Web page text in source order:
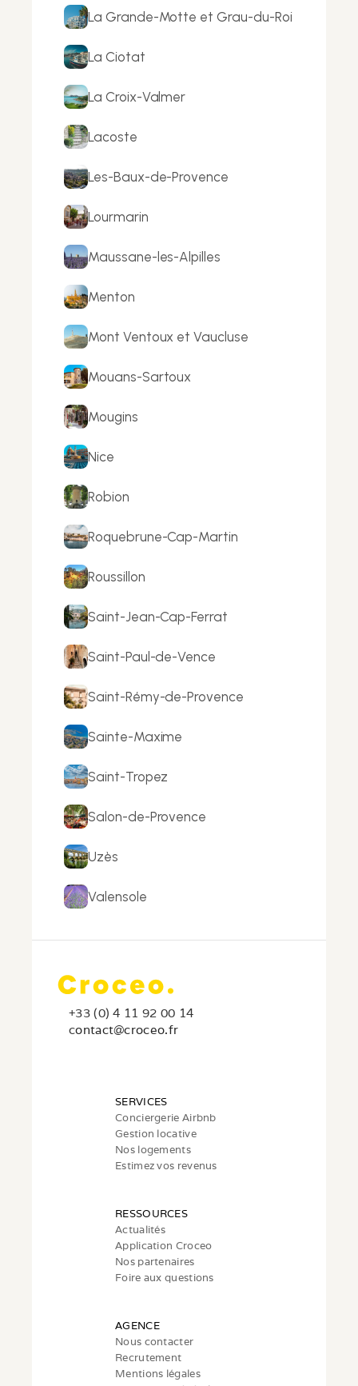
La Grande-Motte et Grau-du-Roi
La Ciotat
La Croix-Valmer
Lacoste
Les-Baux-de-Provence
Lourmarin
Maussane-les-Alpilles
Menton
Mont Ventoux et Vaucluse
Mouans-Sartoux
Mougins
Nice
Robion
Roquebrune-Cap-Martin
Roussillon
Saint-Jean-Cap-Ferrat
Saint-Paul-de-Vence
Saint-Rémy-de-Provence
Sainte-Maxime
Saint-Tropez
Salon-de-Provence
Uzès
Valensole
+33 (0) 4 11 92 00 14
contact@croceo.fr
SERVICES
Conciergerie Airbnb
Gestion locative
Nos logements
Estimez vos revenus
RESSOURCES
Actualités
Application Croceo
Nos partenaires
Foire aux questions
AGENCE
Nous contacter
Recrutement
Mentions légales